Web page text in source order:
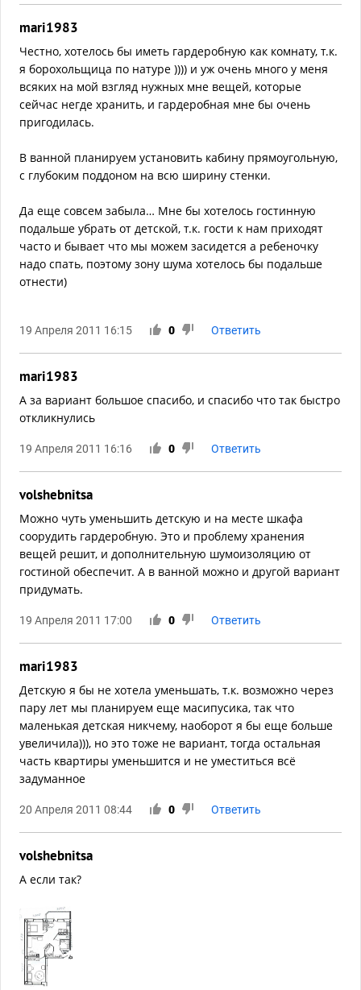
mari1983
Честно, хотелось бы иметь гардеробную как комнату, т.к.
я борохольщица по натуре )))) и уж очень много у меня
всяких на мой взгляд нужных мне вещей, которые
сейчас негде хранить, и гардеробная мне бы очень
пригодилась.
В ванной планируем установить кабину прямоугольную,
с глубоким поддоном на всю ширину стенки.
Да еще совсем забыла… Мне бы хотелось гостинную
подальше убрать от детской, т.к. гости к нам приходят
часто и бывает что мы можем засидется а ребеночку
надо спать, поэтому зону шума хотелось бы подальше
отнести)
19 Апреля 2011 16:15 0 Ответить
mari1983
А за вариант большое спасибо, и спасибо что так быстро
откликнулись
19 Апреля 2011 16:16 0 Ответить
volshebnitsa
Можно чуть уменьшить детскую и на месте шкафа
соорудить гардеробную. Это и проблему хранения
вещей решит, и дополнительную шумоизоляцию от
гостиной обеспечит. А в ванной можно и другой вариант
придумать.
19 Апреля 2011 17:00 0 Ответить
mari1983
Детскую я бы не хотела уменьшать, т.к. возможно через
пару лет мы планируем еще масипусика, так что
маленькая детская никчему, наоборот я бы еще больше
увеличила))), но это тоже не вариант, тогда остальная
часть квартиры уменьшится и не уместиться всё
задуманное
20 Апреля 2011 08:44 0 Ответить
volshebnitsa
А если так?